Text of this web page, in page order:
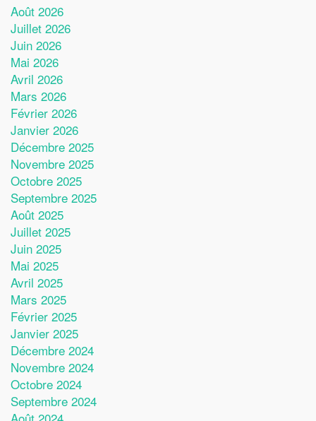
Août 2026
Juillet 2026
Juin 2026
Mai 2026
Avril 2026
Mars 2026
Février 2026
Janvier 2026
Décembre 2025
Novembre 2025
Octobre 2025
Septembre 2025
Août 2025
Juillet 2025
Juin 2025
Mai 2025
Avril 2025
Mars 2025
Février 2025
Janvier 2025
Décembre 2024
Novembre 2024
Octobre 2024
Septembre 2024